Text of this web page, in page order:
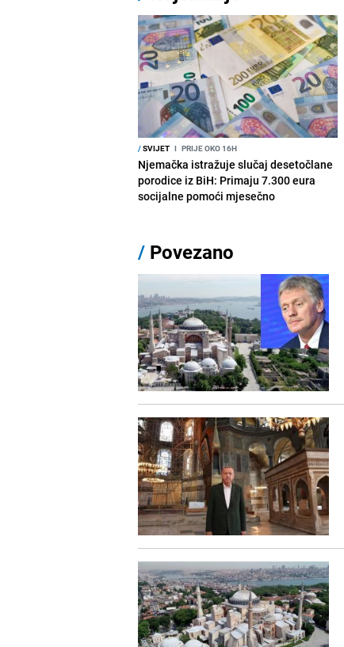
/SVIJET I PRIJE OKO 16H
Njemačka istražuje slučaj desetočlane
porodice iz BiH: Primaju 7.300 eura
socijalne pomoći mjesečno
/ Povezano